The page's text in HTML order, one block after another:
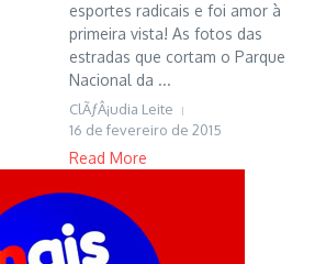
esportes radicais e foi amor à
primeira vista! As fotos das
estradas que cortam o Parque
Nacional da ...
ClÃƒÂ¡udia Leite
16 de fevereiro de 2015
Read More